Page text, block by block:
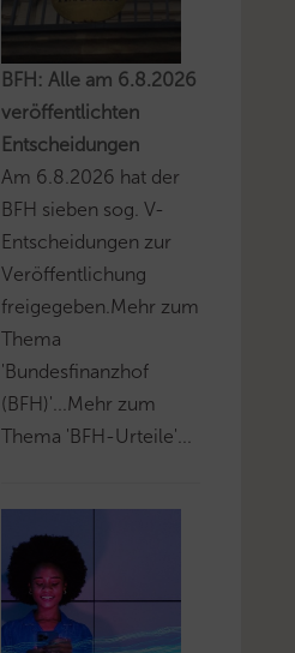
BFH: Alle am 6.8.2026
veröffentlichten
Entscheidungen
Am 6.8.2026 hat der
BFH sieben sog. V-
Entscheidungen zur
Veröffentlichung
freigegeben.Mehr zum
Thema
'Bundesfinanzhof
(BFH)'...Mehr zum
Thema 'BFH-Urteile'...